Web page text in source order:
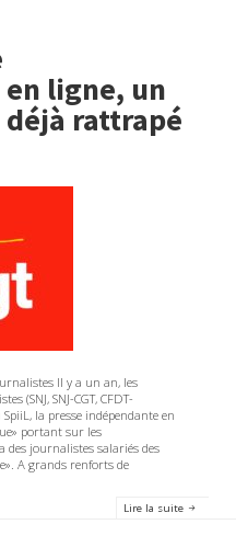
ligne, un
déjà rattrapé
Il y a un an, les
(SNJ, SNJ-CGT, CFDT-
la presse indépendante en
portant sur les
journalistes salariés des
A grands renforts de
Lire la suite